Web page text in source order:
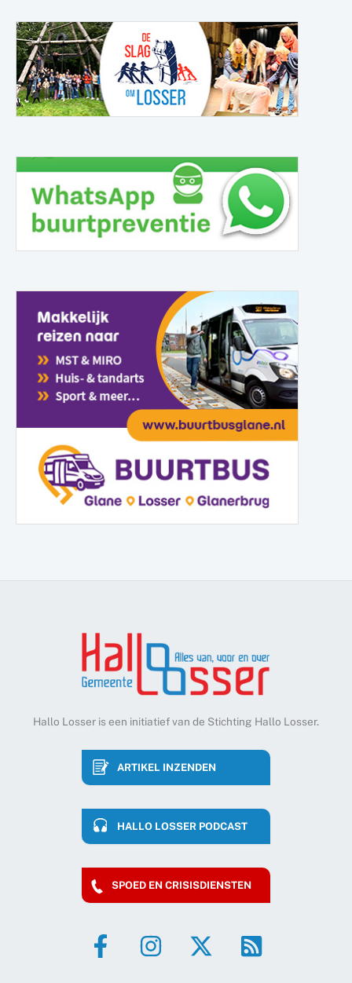
Hallo Losser is een initiatief van de Stichting Hallo Losser.
ARTIKEL INZENDEN
HALLO LOSSER PODCAST
SPOED EN CRISISDIENSTEN